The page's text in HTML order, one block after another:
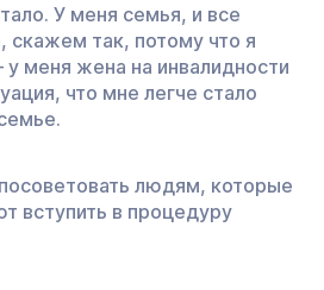
У меня семья, и все
скажем так, потому что я
у меня жена на инвалидности
что мне легче стало
людям, которые
вступить в процедуру